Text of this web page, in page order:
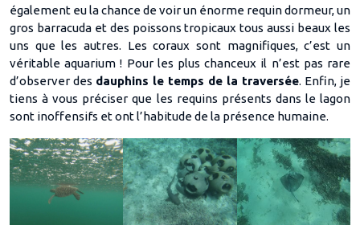
également eu la chance de voir un énorme requin dormeur, un
gros barracuda et des poissons tropicaux tous aussi beaux les
uns que les autres. Les coraux sont magnifiques, c’est un
véritable aquarium ! Pour les plus chanceux il n’est pas rare
d’observer des dauphins le temps de la traversée. Enfin, je
tiens à vous préciser que les requins présents dans le lagon
sont inoffensifs et ont l’habitude de la présence humaine.